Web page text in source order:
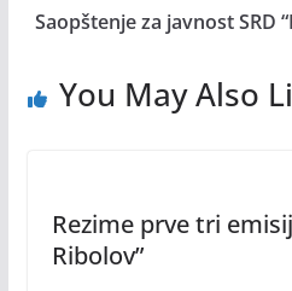
Saopštenje za javnost SRD
You May Also
Rezime prve tri
Ribolov”